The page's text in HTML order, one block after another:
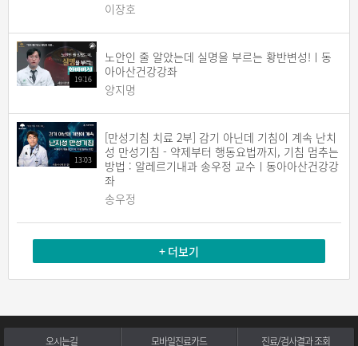
이장호
19:16
노안인 줄 알았는데 실명을 부르는 황반변성!ㅣ동
아아산건강강좌
양지명
13:03
[만성기침 치료 2부] 감기 아닌데 기침이 계속 난치
성 만성기침 - 약제부터 행동요법까지, 기침 멈추는
방법 : 알레르기내과 송우정 교수ㅣ동아아산건강강
좌
송우정
+ 더보기
오시는길 모바일진료카드 진료/검사결과 조회